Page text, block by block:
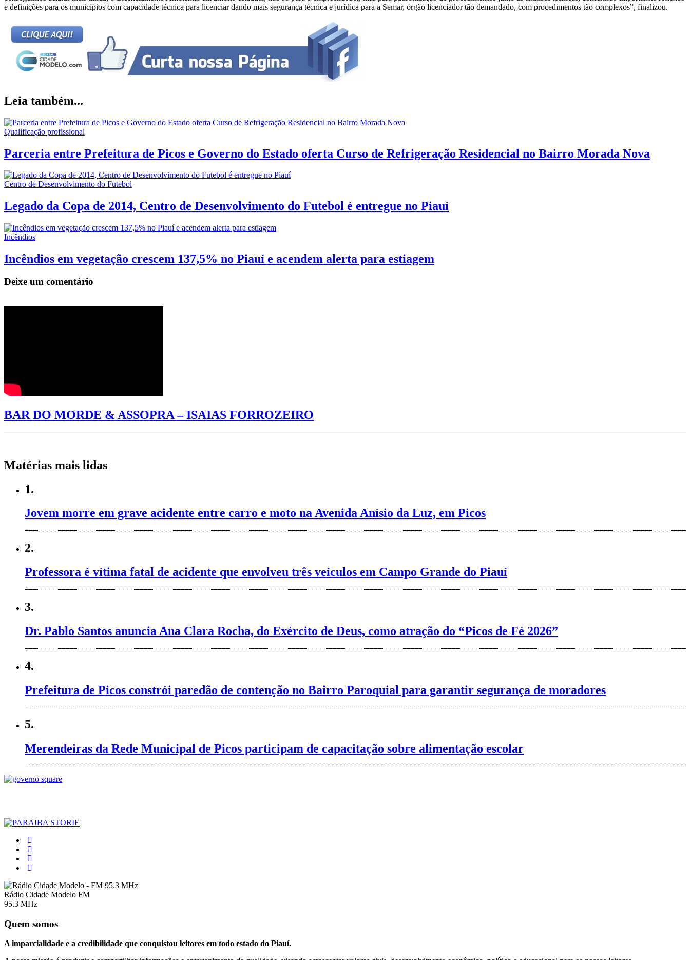
e definições para os municípios com capacidade técnica para licenciar dando mais segurança técnica e jurídica para a Semar, órgão licenciador tão demandado, com procedimentos tão complexos”, finalizou.
Leia também...
Qualificação profissional
Parceria entre Prefeitura de Picos e Governo do Estado oferta Curso de Refrigeração Residencial no Bairro Morada Nova
Centro de Desenvolvimento do Futebol
Legado da Copa de 2014, Centro de Desenvolvimento do Futebol é entregue no Piauí
Incêndios
Incêndios em vegetação crescem 137,5% no Piauí e acendem alerta para estiagem
Deixe um comentário
BAR DO MORDE & ASSOPRA – ISAIAS FORROZEIRO
Matérias mais lidas
1.
Jovem morre em grave acidente entre carro e moto na Avenida Anísio da Luz, em Picos
2.
Professora é vítima fatal de acidente que envolveu três veículos em Campo Grande do Piauí
3.
Dr. Pablo Santos anuncia Ana Clara Rocha, do Exército de Deus, como atração do “Picos de Fé 2026”
4.
Prefeitura de Picos constrói paredão de contenção no Bairro Paroquial para garantir segurança de moradores
5.
Merendeiras da Rede Municipal de Picos participam de capacitação sobre alimentação escolar
Rádio Cidade Modelo FM
95.3 MHz
Quem somos
A imparcialidade e a credibilidade que conquistou leitores em todo estado do Piauí.